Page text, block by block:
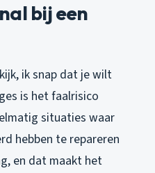
bij een
ik snap dat je wilt
is het faalrisico
situaties waar
hebben te repareren
en dat maakt het